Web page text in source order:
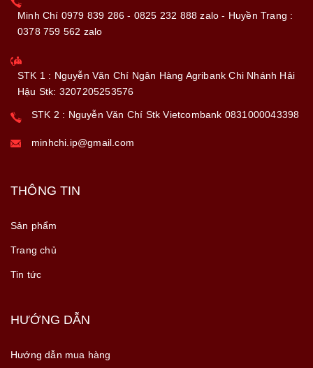
Minh Chí 0979 839 286 - 0825 232 888 zalo - Huyền Trang :
0378 759 562 zalo
STK 1 : Nguyễn Văn Chí Ngân Hàng Agribank Chi Nhánh Hải
Hậu Stk: 3207205253576
STK 2 : Nguyễn Văn Chí Stk Vietcombank 0831000043398
minhchi.ip@gmail.com
THÔNG TIN
Sản phẩm
Trang chủ
Tin tức
HƯỚNG DẪN
Hướng dẫn mua hàng